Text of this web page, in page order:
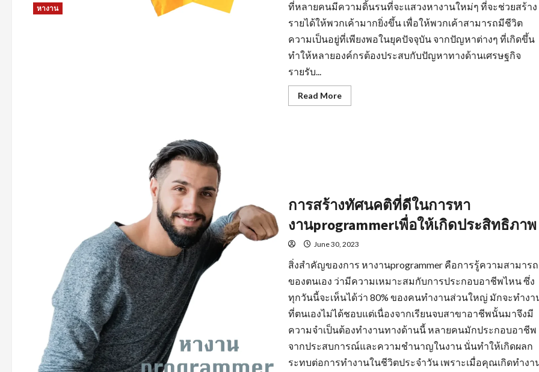
หางาน
ที่หลายคนมีความดิ้นรนที่จะแสวงหางานใหม่ๆ ที่จะช่วยสร้าง
รายได้ให้พวกเค้ามากยิ่งขึ้น เพื่อให้พวกเค้าสามารถมีชีวิต
ความเป็นอยู่ที่เพียงพอในยุคปัจจุบัน จากปัญหาต่างๆ ที่เกิดขึ้น
ทำให้หลายองค์กรต้องประสบกับปัญหาทางด้านเศรษฐกิจ
รายรับ...
Read MoreRead
more
ประกอบ
การ
การสร้างทัศนคติที่ดีในการหา
งานprogrammerเพื่อให้เกิดประสิทธิภาพ
June 30, 2023
สิ่งสำคัญของการ หางานprogrammer คือการรู้ความสามารถ
ของตนเอง ว่ามีความเหมาะสมกับการประกอบอาชีพไหน ซึ่ง
ทุกวันนี้จะเห็นได้ว่า 80% ของคนทำงานส่วนใหญ่ มักจะทำงา
ที่ตนเองไม่ได้ชอบแต่เนื่องจากเรียนจบสาขาอาชีพนั้นมาจึงมี
ความจำเป็นต้องทำงานทางด้านนี้ หลายคนมักประกอบอาชีพ
จากประสบการณ์และความชำนาญในงาน นั่นทำให้เกิดผลก
ระทบต่อการทำงานในชีวิตประจำวัน เพราะเมื่อคุณเกิดทำงา